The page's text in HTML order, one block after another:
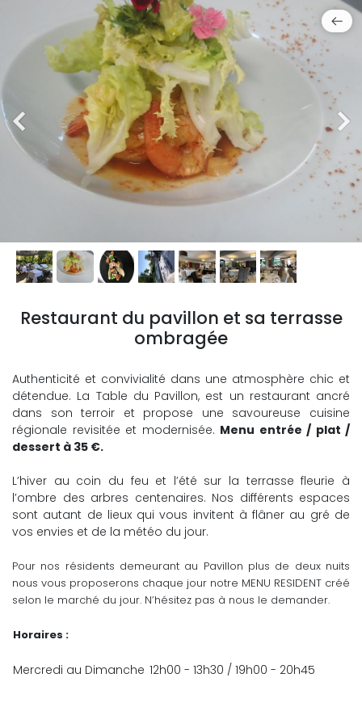
Restaurant du pavillon et sa terrasse
ombragée
Authenticité et convivialité dans une atmosphère chic et
détendue. La Table du Pavillon, est un restaurant ancré
dans son terroir et propose une savoureuse cuisine
régionale revisitée et modernisée. Menu entrée / plat /
dessert à 35 €.
L’hiver au coin du feu et l’été sur la terrasse fleurie à
l’ombre des arbres centenaires. Nos différents espaces
sont autant de lieux qui vous invitent à flâner au gré de
vos envies et de la météo du jour.
Pour nos résidents demeurant au Pavillon plus de deux nuits
nous vous proposerons chaque jour notre MENU RESIDENT créé
selon le marché du jour. N’hésitez pas à nous le demander.
Horaires :
Mercredi au Dimanche 12h00 - 13h30 / 19h00 - 20h45